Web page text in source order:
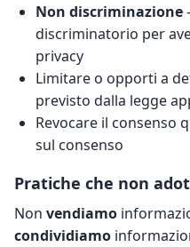
Non discriminazione
discriminatorio per
privacy
Limitare o opporti a
previsto dalla legge
Revocare il consenso
sul consenso
Pratiche che non
Non vendiamo
condividiamo